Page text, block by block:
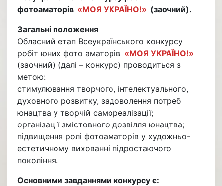
фотоаматорів «МОЯ УКРАЇНО!» (заочний).
Загальні положення
Обласний етап Всеукраїнського конкурсу
робіт юних фото аматорів «МОЯ УКРАЇНО!»
(заочний) (далі – конкурс) проводиться з
метою:
стимулювання творчого, інтелектуального,
духовного розвитку, задоволення потреб
юнацтва у творчій самореалізації;
організації змістовного дозвілля юнацтва;
підвищення ролі фотоаматорів у художньо-
естетичному вихованні підростаючого
покоління.
Основними завданнями конкурсу є: